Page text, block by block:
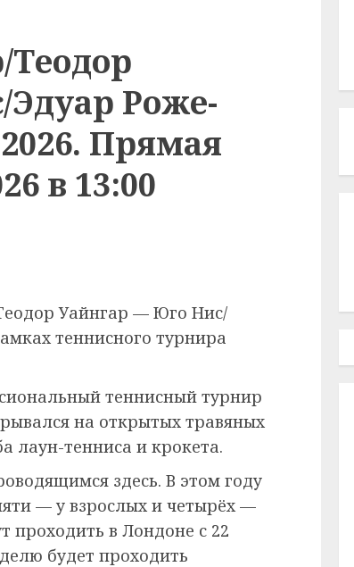
Роже-
Прямая
в 13:00
Уайнгар — Юго Нис/
теннисного турнира
теннисный турнир
на открытых травяных
лаун-тенниса и крокета.
здесь. В этом году
— у взрослых и четырёх —
проходить в Лондоне с 22
будет проходить